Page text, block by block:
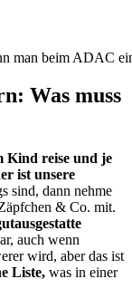
man beim ADAC
Was muss
Kind reise und je
ist unsere
sind, dann nehme
& Co. mit.
auch wenn
wird, aber das ist
Liste, was in einer